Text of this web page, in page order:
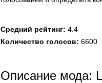
Средний рейтинг: 4.4
Количество голосов: 6600
Описание мода: